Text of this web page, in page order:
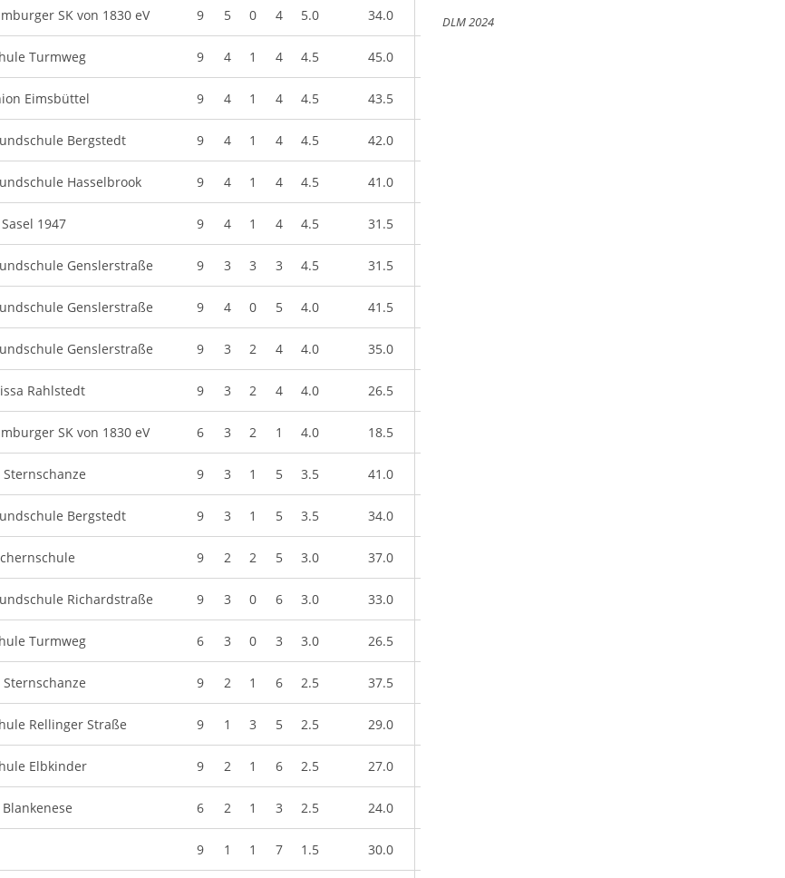
SK von 1830 eV 9 5 0 4 5.0 34.0
Turmweg 9 4 1 4 4.5 45.0
Eimsbüttel 9 4 1 4 4.5 43.5
Bergstedt 9 4 1 4 4.5 42.0
Hasselbrook 9 4 1 4 4.5 41.0
Sasel 1947 9 4 1 4 4.5 31.5
Genslerstraße 9 3 3 3 4.5 31.5
Genslerstraße 9 4 0 5 4.0 41.5
Genslerstraße 9 3 2 4 4.0 35.0
Rahlstedt 9 3 2 4 4.0 26.5
SK von 1830 eV 6 3 2 1 4.0 18.5
Sternschanze 9 3 1 5 3.5 41.0
Bergstedt 9 3 1 5 3.5 34.0
9 2 2 5 3.0 37.0
Richardstraße 9 3 0 6 3.0 33.0
Turmweg 6 3 0 3 3.0 26.5
Sternschanze 9 2 1 6 2.5 37.5
Rellinger Straße 9 1 3 5 2.5 29.0
Elbkinder 9 2 1 6 2.5 27.0
Blankenese 6 2 1 3 2.5 24.0
9 1 1 7 1.5 30.0
DLM 2024